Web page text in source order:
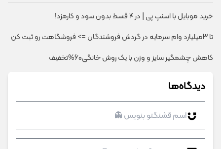
خرید موبایل با اسنپ پی | در ۴ قسط بدون سود و کارمزد!
تا 3میلیارد وام سرمایه در گردش فروشندگان => فروشگاهت رو ثبت کن
کاهش چشمگیر سایز و وزن با یک روش خانگی60%تخفیف
دیدگاه‌ها